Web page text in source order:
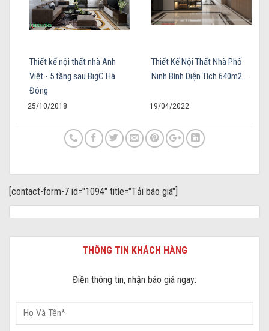
Thiết kế nội thất nhà Anh
Việt - 5 tầng sau BigC Hà
Đông
25/10/2018
Thiết Kế Nội Thất Nhà Phố
Ninh Bình Diện Tích 640m2…
19/04/2022
[contact-form-7 id="1094" title="Tải báo giá"]
THÔNG TIN KHÁCH HÀNG
Điền thông tin, nhận báo giá ngay: